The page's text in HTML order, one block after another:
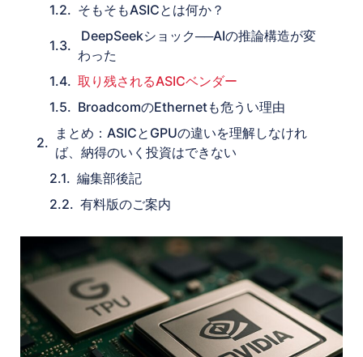
そもそもASICとは何か？
DeepSeekショック──AIの推論構造が変
わった
取り残されるASICベンダー
BroadcomのEthernetも危うい理由
まとめ：ASICとGPUの違いを理解しなけれ
ば、納得のいく投資はできない
編集部後記
有料版のご案内